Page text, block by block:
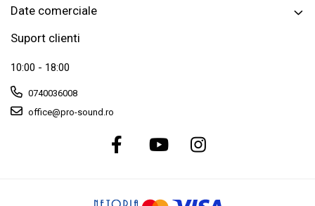
Date comerciale
Suport clienti
10:00 - 18:00
0740036008
office@pro-sound.ro